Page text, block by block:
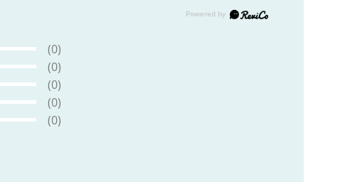
(0)
(0)
(0)
(0)
(0)